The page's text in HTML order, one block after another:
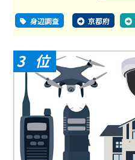
身辺調査 京都府
3